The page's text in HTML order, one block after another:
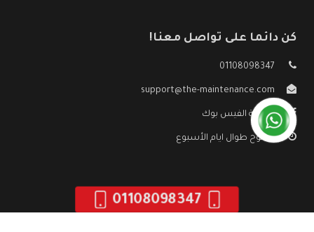
كن دائما على تواصل معنا!
01108098347
support@the-maintenance.com
صفحة الفيس بوك
مفتوح طوال ايام الأسبوع
01108098347